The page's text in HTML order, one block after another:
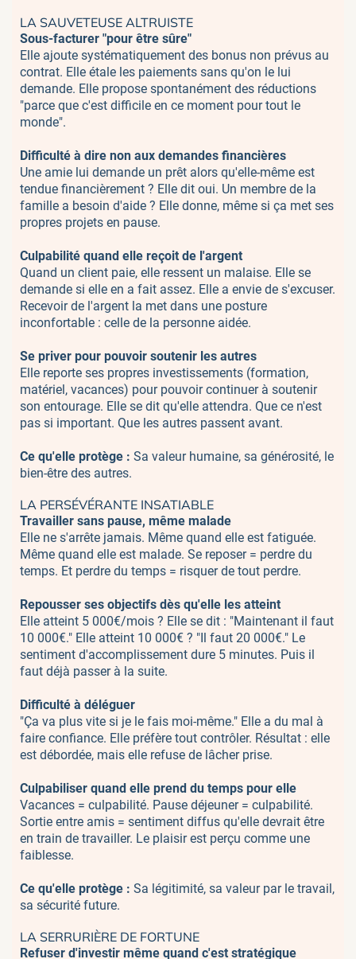
LA SAUVETEUSE ALTRUISTE
Sous-facturer "pour être sûre"
Elle ajoute systématiquement des bonus non prévus au
contrat. Elle étale les paiements sans qu'on le lui
demande. Elle propose spontanément des réductions
"parce que c'est difficile en ce moment pour tout le
monde".
Difficulté à dire non aux demandes financières
Une amie lui demande un prêt alors qu'elle-même est
tendue financièrement ? Elle dit oui. Un membre de la
famille a besoin d'aide ? Elle donne, même si ça met ses
propres projets en pause.
Culpabilité quand elle reçoit de l'argent
Quand un client paie, elle ressent un malaise. Elle se
demande si elle en a fait assez. Elle a envie de s'excuser.
Recevoir de l'argent la met dans une posture
inconfortable : celle de la personne aidée.
Se priver pour pouvoir soutenir les autres
Elle reporte ses propres investissements (formation,
matériel, vacances) pour pouvoir continuer à soutenir
son entourage. Elle se dit qu'elle attendra. Que ce n'est
pas si important. Que les autres passent avant.
Ce qu'elle protège : Sa valeur humaine, sa générosité, le
bien-être des autres.
LA PERSÉVÉRANTE INSATIABLE
Travailler sans pause, même malade
Elle ne s'arrête jamais. Même quand elle est fatiguée.
Même quand elle est malade. Se reposer = perdre du
temps. Et perdre du temps = risquer de tout perdre.
Repousser ses objectifs dès qu'elle les atteint
Elle atteint 5 000€/mois ? Elle se dit : "Maintenant il faut
10 000€." Elle atteint 10 000€ ? "Il faut 20 000€." Le
sentiment d'accomplissement dure 5 minutes. Puis il
faut déjà passer à la suite.
Difficulté à déléguer
"Ça va plus vite si je le fais moi-même." Elle a du mal à
faire confiance. Elle préfère tout contrôler. Résultat : elle
est débordée, mais elle refuse de lâcher prise.
Culpabiliser quand elle prend du temps pour elle
Vacances = culpabilité. Pause déjeuner = culpabilité.
Sortie entre amis = sentiment diffus qu'elle devrait être
en train de travailler. Le plaisir est perçu comme une
faiblesse.
Ce qu'elle protège : Sa légitimité, sa valeur par le travail,
sa sécurité future.
LA SERRURIÈRE DE FORTUNE
Refuser d'investir même quand c'est stratégique